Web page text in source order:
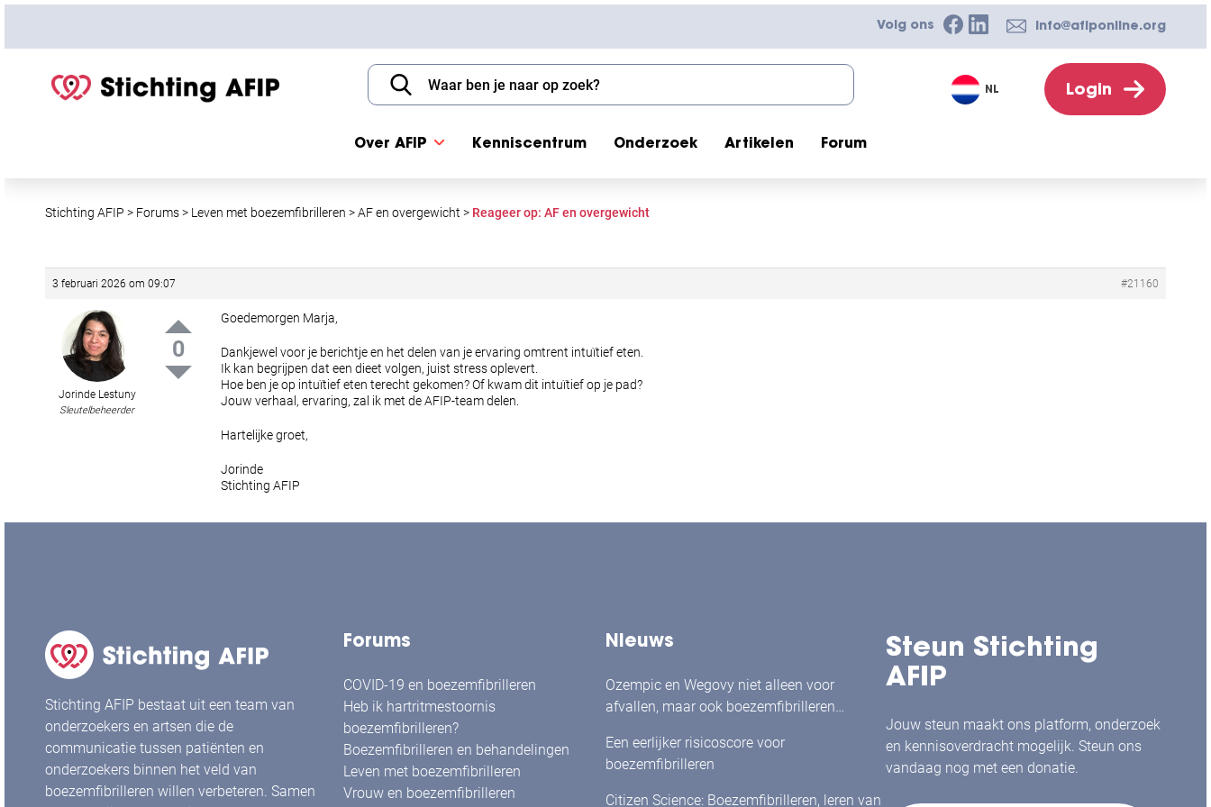
S
Volg ons info@afiponline.org
Over AFIP Kenniscentrum Onderzoek Artikelen Forum
Login
NL
Stichting AFIP > Forums> Leven met boezemfibrilleren >AF en overgewicht > Reageer op: AF en overgewicht
3 februari 2026 om 09:07 #21160
Jorinde Lestuny
Sleutelbeheerder
0
Goedemorgen Marja,
Dankjewel voor je berichtje en het delen van je ervaring omtrent intuïtief eten.
Ik kan begrijpen dat een dieet volgen, juist stress oplevert.
Hoe ben je op intuïtief eten terecht gekomen? Of kwam dit intuïtief op je pad?
Jouw verhaal, ervaring, zal ik met de AFIP-team delen.
Hartelijke groet,
Jorinde
Stichting AFIP
Stichting AFIP bestaat uit een team van
onderzoekers en artsen die de
communicatie tussen patiënten en
onderzoekers binnen het veld van
boezemfibrilleren willen verbeteren. Samen
Forums
COVID-19 en boezemfibrilleren
Heb ik hartritmestoornis
boezemfibrilleren?
Boezemfibrilleren en behandelingen
Leven met boezemfibrilleren
Vrouw en boezemfibrilleren
Nieuws
Ozempic en Wegovy niet alleen voor
afvallen, maar ook boezemfibrilleren
Een eerlijker risicoscore voor
boezemfibrilleren
Citizen Science: Boezemfibrilleren, leren van
Steun Stichting
AFIP
Jouw steun maakt ons platform, onderzoek
en kennisoverdracht mogelijk. Steun ons
vandaag nog met een donatie.